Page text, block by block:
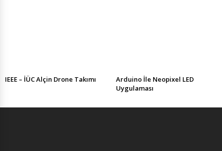
IEEE – İÜC Alçin Drone Takımı
Arduino İle Neopixel LED
Uygulaması